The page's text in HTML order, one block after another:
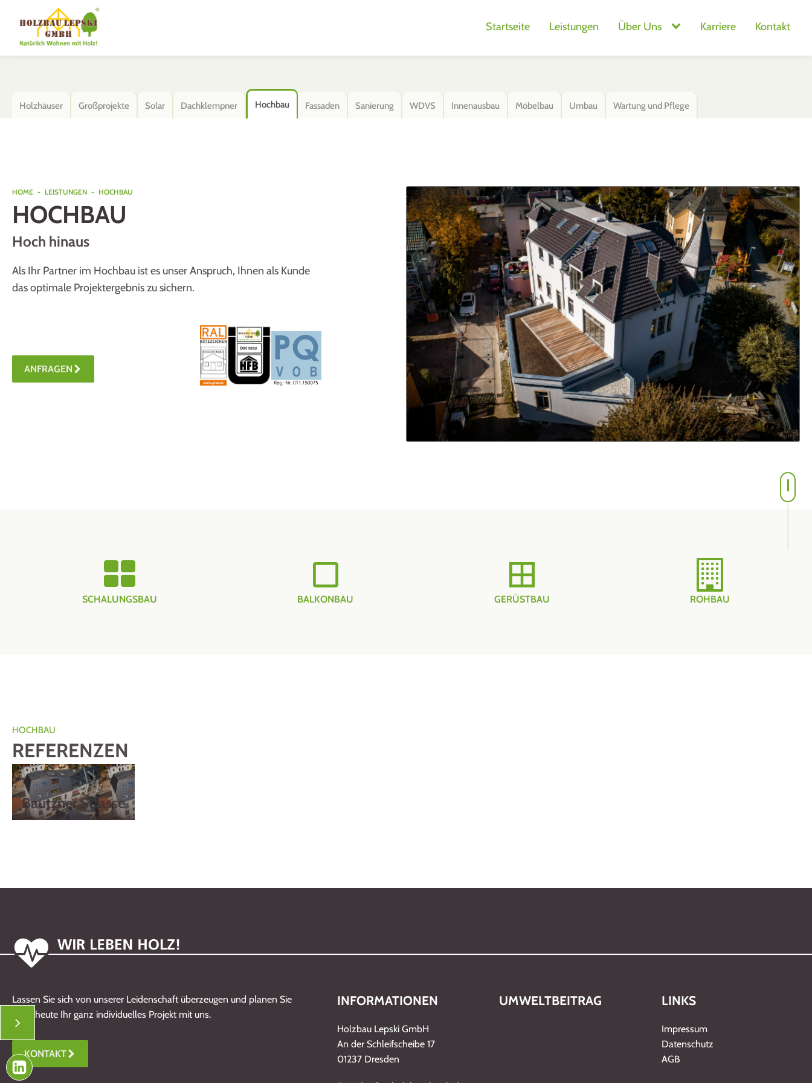
Startseite Leistungen Über Uns Karriere Kontakt
Holzhäuser Großprojekte Solar Dachklempner Hochbau Fassaden Sanierung WDVS Innenausbau Möbelbau Umbau Wartung und Pflege
HOME - LEISTUNGEN - HOCHBAU
HOCHBAU
Hoch hinaus
Als Ihr Partner im Hochbau ist es unser Anspruch, Ihnen als Kunde
das optimale Projektergebnis zu sichern.
ANFRAGEN
SCHALUNGSBAU BALKONBAU GERÜSTBAU ROHBAU
HOCHBAU
REFERENZEN
Bautzner Strasse
Lassen Sie sich von unserer Leidenschaft überzeugen und planen Sie
noch heute Ihr ganz individuelles Projekt mit uns.
KONTAKT
INFORMATIONEN
Holzbau Lepski GmbH
An der Schleifscheibe 17
01237 Dresden
UMWELTBEITRAG LINKS
Impressum
Datenschutz
AGB